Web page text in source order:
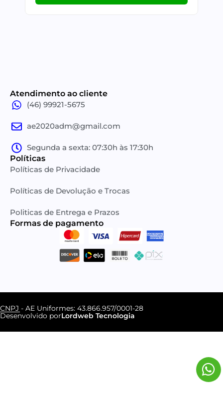
Atendimento ao cliente
(46) 99921-5675
ae2020adm@gmail.com
Segunda a sexta: 07:30h às 17:30h
Políticas
Políticas de Privacidade
Políticas de Devolução e Trocas
Politicas de Entrega e Prazos
Formas de pagamento​
CNPJ - AE Uniformes: 43.866.957/0001-28
Desenvolvido porLordweb Tecnologia